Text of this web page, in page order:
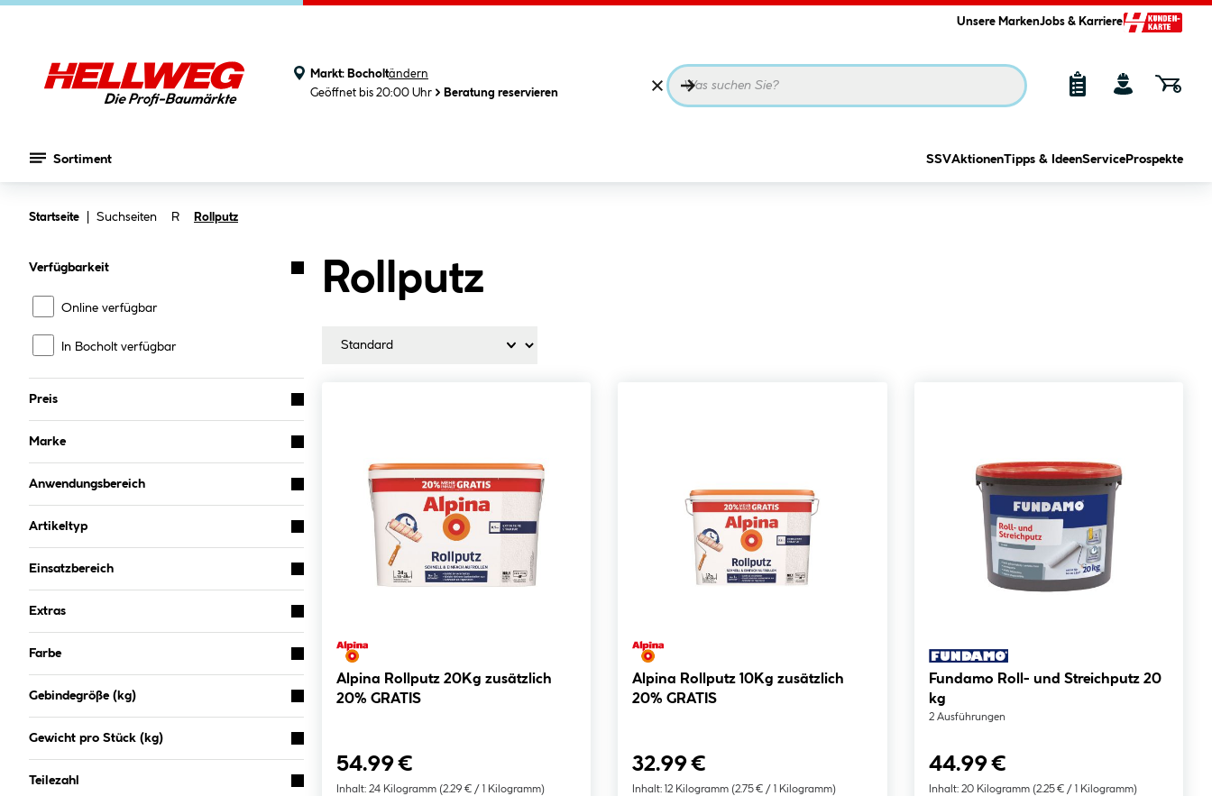
Unsere MarkenJobs & Karriere
Markt: Bocholtändern
Geöffnet bis 20:00 Uhr
Beratung reservieren
Sortiment SSVAktionenTipps & IdeenService Prospekte
Startseite Suchseiten R Rollputz
Verfügbarkeit
Online verfügbar
In Bocholt verfügbar
Preis
Marke
Anwendungsbereich
Artikeltyp
Einsatzbereich
Extras
Farbe
Gebindegröße (kg)
Gewicht pro Stück (kg)
Teilezahl
Rollputz
Alpina Rollputz 20Kg zusätzlich
20% GRATIS
54.99 €
Inhalt: 24 Kilogramm (2.29 € / 1 Kilogramm)
Alpina Rollputz 10Kg zusätzlich
20% GRATIS
32.99 €
Inhalt: 12 Kilogramm (2.75 € / 1 Kilogramm)
Fundamo Roll- und Streichputz 20
kg
2 Ausführungen
44.99 €
Inhalt: 20 Kilogramm (2.25 € / 1 Kilogramm)